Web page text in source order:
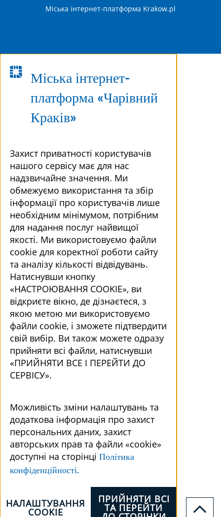
Міська інтернет-платформа Krakow.pl
Міська інтернет-
платформа «Чарівний
Краків»
Захист приватності користувачів
нашого сервісу має для нас
надзвичайне значення. Ми
обмежуємо використання та збір
інформації про користувачів лише
необхідним мінімумом, потрібним
для надання послуг найвищої
якості. Ми використовуємо файли
cookie для коректної роботи сайту
та аналізу кількості відвідувань.
Натиснувши кнопку
«НАСТРОЮВАННЯ COOKIE», ви
відкриєте вікно, де дізнаєтеся, з
якою метою ми використовуємо
файли cookie, і зможете підтвердити
свій вибір. Ви також можете одразу
прийняти всі файли, натиснувши
«ПРИЙНЯТИ ВСЕ І ПЕРЕЙТИ ДО
СЕРВІСУ».
Можливість зміни налаштувань та
додаткова інформація про захист
персональних даних, захист
авторських прав та файли «cookie»
доступні на сторінці Політика
конфіденційності.
ПРИЙНЯТИ ВСІ
ТА ПЕРЕЙТИ
НАЛАШТУВАННЯ
COOKIE